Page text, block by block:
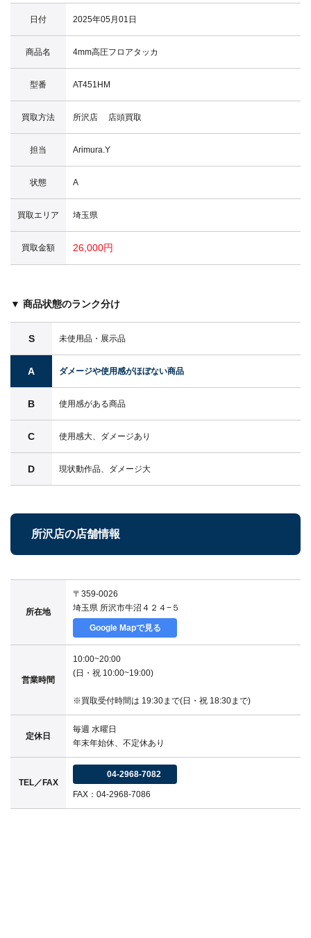
日付 2025年05月01日
商品名 4mm高圧フロアタッカ
型番 AT451HM
買取方法 所沢店 店頭買取
担当 Arimura.Y
状態 A
買取エリア 埼玉県
買取金額 26,000円
▼ 商品状態のランク分け
S 未使用品・展示品
A ダメージや使用感がほぼない商品
B 使用感がある商品
C 使用感大、ダメージあり
D 現状動作品、ダメージ大
所沢店の店舗情報
所在地
〒359-0026
埼玉県 所沢市牛沼４２４−５
Google Mapで見る
営業時間
10:00~20:00
(日・祝 10:00~19:00)
※買取受付時間は 19:30まで(日・祝 18:30まで)
定休日
毎週 水曜日
年末年始休、不定休あり
TEL／FAX
04-2968-7082
FAX：04-2968-7086